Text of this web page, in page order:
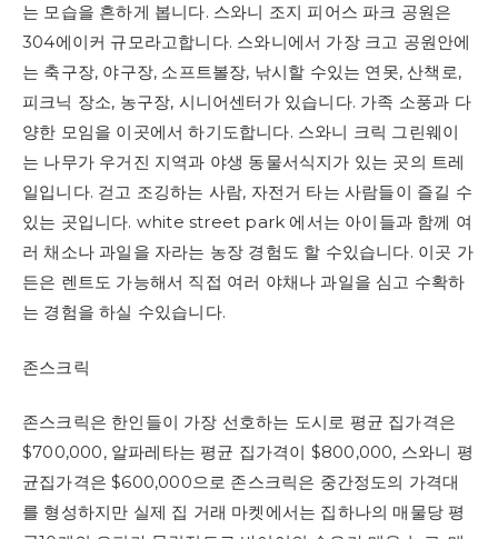
는 모습을 흔하게 봅니다. 스와니 조지 피어스 파크 공원은
304에이커 규모라고합니다. 스와니에서 가장 크고 공원안에
는 축구장, 야구장, 소프트볼장, 낚시할 수있는 연못, 산책로,
피크닉 장소, 농구장, 시니어센터가 있습니다. 가족 소풍과 다
양한 모임을 이곳에서 하기도합니다. 스와니 크릭 그린웨이
는 나무가 우거진 지역과 야생 동물서식지가 있는 곳의 트레
일입니다. 걷고 조깅하는 사람, 자전거 타는 사람들이 즐길 수
있는 곳입니다. white street park 에서는 아이들과 함께 여
러 채소나 과일을 자라는 농장 경험도 할 수있습니다. 이곳 가
든은 렌트도 가능해서 직접 여러 야채나 과일을 심고 수확하
는 경험을 하실 수있습니다.
존스크릭
존스크릭은 한인들이 가장 선호하는 도시로 평균 집가격은
$700,000, 알파레타는 평균 집가격이 $800,000, 스와니 평
균집가격은 $600,000으로 존스크릭은 중간정도의 가격대
를 형성하지만 실제 집 거래 마켓에서는 집하나의 매물당 평